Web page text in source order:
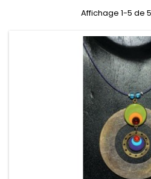
Affichage 1-5 de